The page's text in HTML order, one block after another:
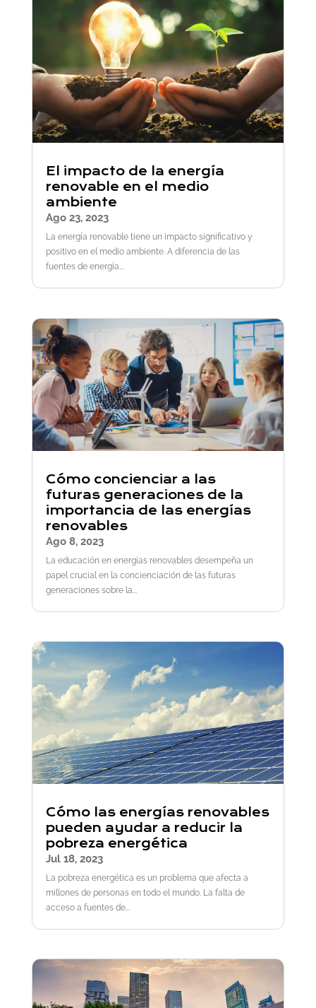
El impacto de la energía
renovable en el medio
ambiente
Ago 23, 2023
La energía renovable tiene un impacto significativo y
positivo en el medio ambiente. A diferencia de las
fuentes de energía...
Cómo concienciar a las
futuras generaciones de la
importancia de las energías
renovables
Ago 8, 2023
La educación en energías renovables desempeña un
papel crucial en la concienciación de las futuras
generaciones sobre la...
Cómo las energías renovables
pueden ayudar a reducir la
pobreza energética
Jul 18, 2023
La pobreza energética es un problema que afecta a
millones de personas en todo el mundo. La falta de
acceso a fuentes de...